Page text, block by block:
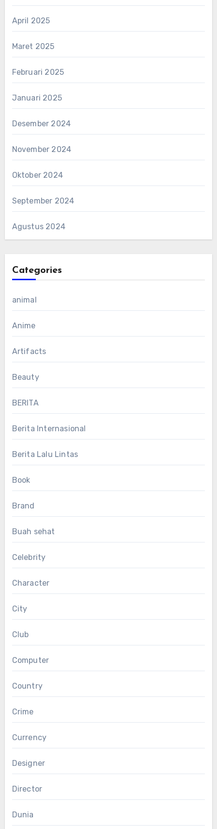
April 2025
Maret 2025
Februari 2025
Januari 2025
Desember 2024
November 2024
Oktober 2024
September 2024
Agustus 2024
Categories
animal
Anime
Artifacts
Beauty
BERITA
Berita Internasional
Berita Lalu Lintas
Book
Brand
Buah sehat
Celebrity
Character
City
Club
Computer
Country
Crime
Currency
Designer
Director
Dunia